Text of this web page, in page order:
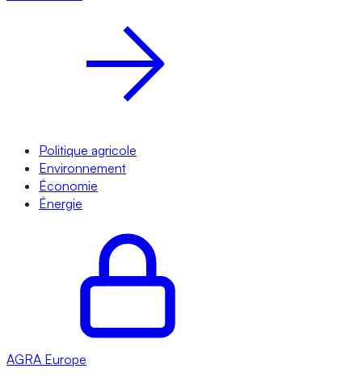
Politique agricole
Environnement
Économie
Énergie
AGRA Europe